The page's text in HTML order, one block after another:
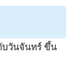
วันจันทร์ ขึ้น